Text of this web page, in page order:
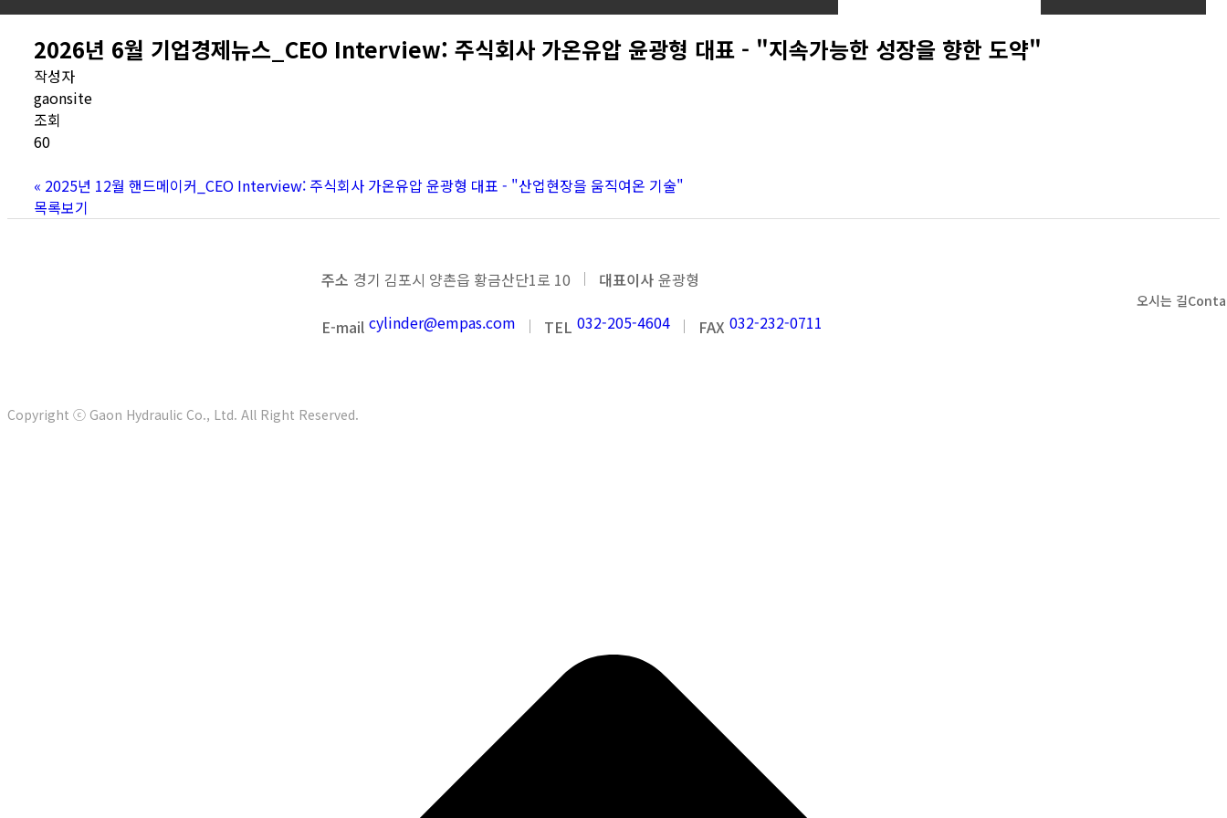
2026년 6월 기업경제뉴스_CEO Interview: 주식회사 가온유압 윤광형 대표 - "지속가능한 성장을 향한 도약"
작성자
gaonsite
조회
60
« 2025년 12월 핸드메이커_CEO Interview: 주식회사 가온유압 윤광형 대표 - "산업현장을 움직여온 기술"
목록보기
주소 경기 김포시 양촌읍 황금산단1로 10 대표이사 윤광형
E-mail cylinder@empas.com TEL 032-205-4604 FAX 032-232-0711
오시는 길
Copyright ⓒ Gaon Hydraulic Co., Ltd. All Right Reserved.